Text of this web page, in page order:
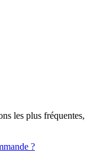
les plus fréquentes,
?